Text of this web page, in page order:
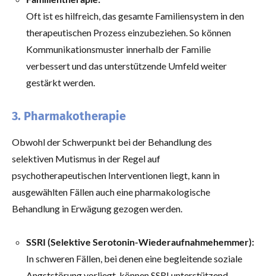
Oft ist es hilfreich, das gesamte Familiensystem in den
therapeutischen Prozess einzubeziehen. So können
Kommunikationsmuster innerhalb der Familie
verbessert und das unterstützende Umfeld weiter
gestärkt werden.
3. Pharmakotherapie
Obwohl der Schwerpunkt bei der Behandlung des
selektiven Mutismus in der Regel auf
psychotherapeutischen Interventionen liegt, kann in
ausgewählten Fällen auch eine pharmakologische
Behandlung in Erwägung gezogen werden.
SSRI (Selektive Serotonin-Wiederaufnahmehemmer):
In schweren Fällen, bei denen eine begleitende soziale